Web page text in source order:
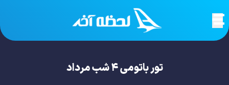
تور باتومی 4 شب مرداد